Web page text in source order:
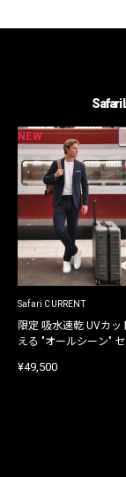
Safari
NEW
Safari CURRENT
限定 吸水速乾 UVカッ
える "オールシーン" セ
¥49,500